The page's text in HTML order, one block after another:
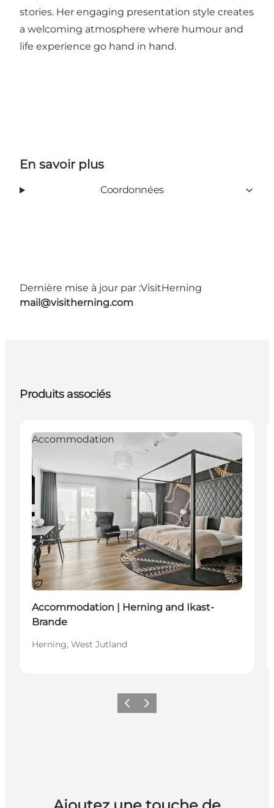
stories. Her engaging presentation style creates
a welcoming atmosphere where humour and
life experience go hand in hand.
En savoir plus
Coordonnées
Dernière mise à jour par :VisitHerning
mail@visitherning.com
Produits associés
Durable
Accommodation
Accommodation | Herning and Ikast-
Brande
Herning, West Jutland
PrécédentSuivant